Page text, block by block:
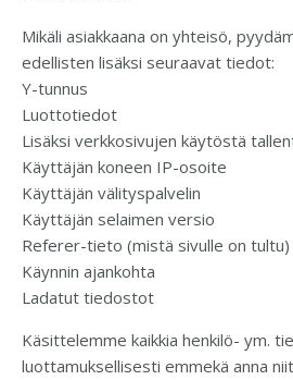
Mikäli asiakkaana on yhteisö,
edellisten lisäksi seuraavat tiedot:
Y-tunnus
Luottotiedot
Lisäksi verkkosivujen käytöstä
Käyttäjän koneen IP-osoite
Käyttäjän välityspalvelin
Käyttäjän selaimen versio
Referer-tieto (mistä sivulle on tultu)
Käynnin ajankohta
Ladatut tiedostot
Käsittelemme kaikkia henkilö- ym.
luottamuksellisesti emmekä anna